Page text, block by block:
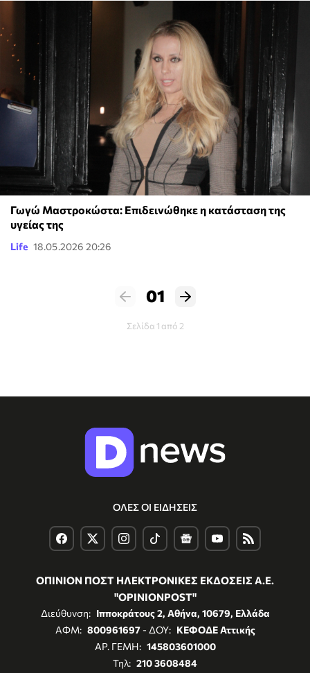
Γωγώ Μαστροκώστα: Επιδεινώθηκε η κατάσταση της
υγείας της
Life 18.05.2026 20:26
01
Σελίδα 1 από 2
ΟΛΕΣ ΟΙ ΕΙΔΗΣΕΙΣ
ΟΠΙΝΙΟΝ ΠΟΣΤ ΗΛΕΚΤΡΟΝΙΚΕΣ ΕΚΔΟΣΕΙΣ Α.Ε.
"OPINIONPOST"
Διεύθυνση: Ιπποκράτους 2, Αθήνα, 10679, Ελλάδα
ΑΦΜ: 800961697- ΔΟΥ: ΚΕΦΟΔΕ Αττικής
ΑΡ. ΓΕΜΗ: 145803601000
Τηλ: 210 3608484